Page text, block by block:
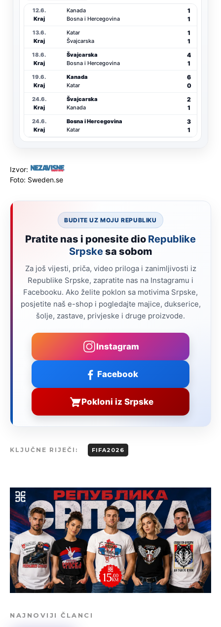
12.6.
Kraj
Kanada
Bosna i Hercegovina
1
1
13.6.
Kraj
Katar
Švajcarska
1
1
18.6.
Kraj
Švajcarska
Bosna i Hercegovina
4
1
19.6.
Kraj
Kanada
Katar
6
0
24.6.
Kraj
Švajcarska
Kanada
2
1
24.6.
Kraj
Bosna i Hercegovina
Katar
3
1
Izvor:
Foto: Sweden.se
BUDITE UZ MOJU REPUBLIKU
Pratite nas i ponesite dio Republike
Srpskesa sobom
Za još vijesti, priča, video priloga i zanimljivosti iz
Republike Srpske, zapratite nas na Instagramu i
Facebooku. Ako želite poklon sa motivima Srpske,
posjetite naš e-shop i pogledajte majice, dukserice,
šolje, zastave, privjeske i druge proizvode.
Instagram
Facebook
Pokloni iz Srpske
KLJUČNE RIJEČI: FIFA2026
NAJNOVIJI ČLANCI